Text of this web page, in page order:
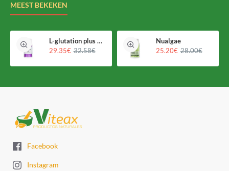
MEEST BEKEKEN
L-glutation plus Holomega
29.35€ 32.58€
Nualgae
25.20€ 28.00€
Facebook
Instagram